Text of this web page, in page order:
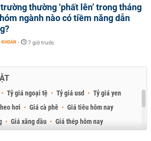
thường ‘phất lên’ trong tháng
ngành nào có tiềm năng dẫn
KHOÁN - 7 giờ trước
Tỷ giá ngoại tệ Tỷ giá usd
Tỷ giá yen
hơi Giá cà phê
Giá tiêu hôm nay
Giá xăng dầu
Giá thép hôm nay